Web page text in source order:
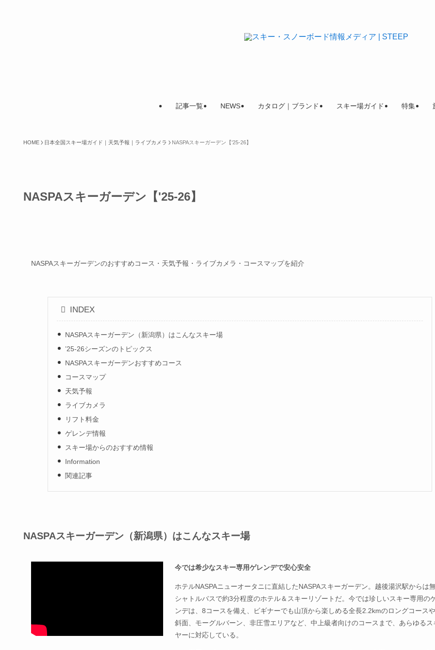
記事一覧 NEWS カタログ｜ブランド スキー場ガイド 特集
HOME 日本全国スキー場ガイド｜天気予報｜ライブカメラ NASPAスキーガーデン【'25-26】
NASPAスキーガーデン【'25-26】
NASPAスキーガーデンのおすすめコース・天気予報・ライブカメラ・コースマップを紹介
INDEX
NASPAスキーガーデン（新潟県）はこんなスキー場
’25-26シーズンのトピックス
NASPAスキーガーデンおすすめコース
コースマップ
天気予報
ライブカメラ
リフト料金
ゲレンデ情報
スキー場からのおすすめ情報
Information
関連記事
NASPAスキーガーデン（新潟県）はこんなスキー場
今では希少なスキー専用ゲレンデで安心安全
ホテルNASPAニューオータニに直結したNASPAスキーガーデン。越後湯沢駅からは
シャトルバスで約3分程度のホテル＆スキーリゾートだ。今では珍しいスキー専用の
ンデは、8コースを備え、ビギナーでも山頂から楽しめる全長2.2kmのロングコース
斜面、モーグルバーン、非圧雪エリアなど、中上級者向けのコースまで、あらゆるス
ヤーに対応している。